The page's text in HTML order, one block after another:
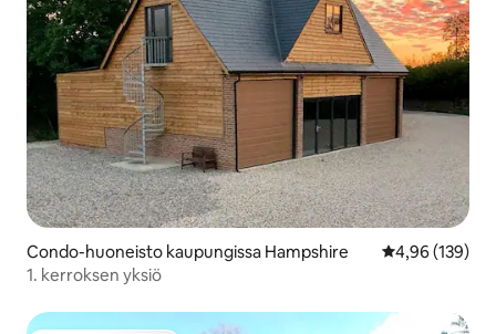
Condo-huoneisto kaupungissa Hampshire
4,96 (139)
1. kerroksen yksiö